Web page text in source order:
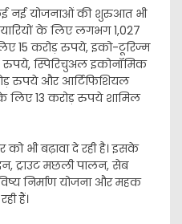
नई योजनाओं की शुरुआत भी
के लिए लगभग 1,027
15 करोड़ रुपये, इको-टूरिज्म
रुपये, स्पिरिचुअल इकोनॉमिक
रुपये और आर्टिफिशियल
लिए 13 करोड़ रुपये शामिल
भी बढ़ावा दे रही है। इसके
ट्राउट मछली पालन, सेब
निर्माण योजना और महक
हैं।